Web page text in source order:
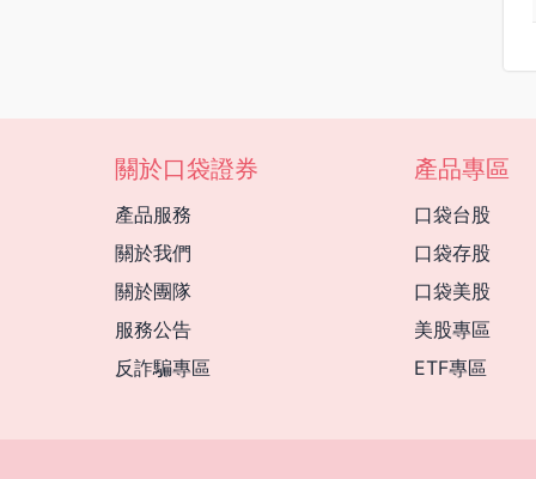
關於口袋證券
產品服務
關於我們
關於團隊
服務公告
反詐騙專區
產品專區
口袋台股
口袋存股
口袋美股
美股專區
ETF專區